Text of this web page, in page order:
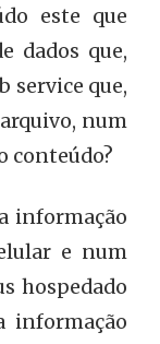
este que
dados que,
service que,
num
conteúdo?
informação
e num
hospedado
informação